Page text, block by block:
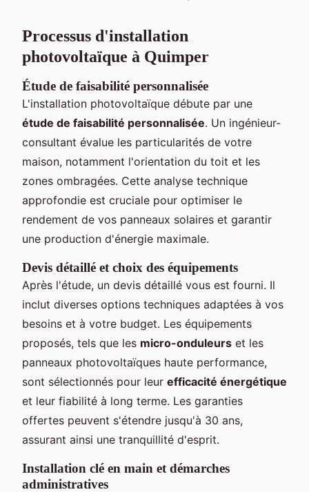
Processus d'installation
photovoltaïque à Quimper
Étude de faisabilité personnalisée
L'installation photovoltaïque débute par une
étude de faisabilité personnalisée. Un ingénieur-
consultant évalue les particularités de votre
maison, notamment l'orientation du toit et les
zones ombragées. Cette analyse technique
approfondie est cruciale pour optimiser le
rendement de vos panneaux solaires et garantir
une production d'énergie maximale.
Devis détaillé et choix des équipements
Après l'étude, un devis détaillé vous est fourni. Il
inclut diverses options techniques adaptées à vos
besoins et à votre budget. Les équipements
proposés, tels que les micro-onduleurs et les
panneaux photovoltaïques haute performance,
sont sélectionnés pour leur efficacité énergétique
et leur fiabilité à long terme. Les garanties
offertes peuvent s'étendre jusqu'à 30 ans,
assurant ainsi une tranquillité d'esprit.
Installation clé en main et démarches
administratives